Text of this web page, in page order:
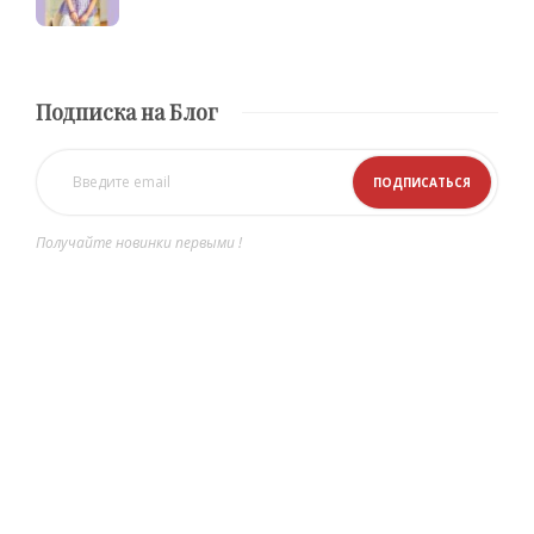
Подписка на Блог
Получайте новинки первыми !